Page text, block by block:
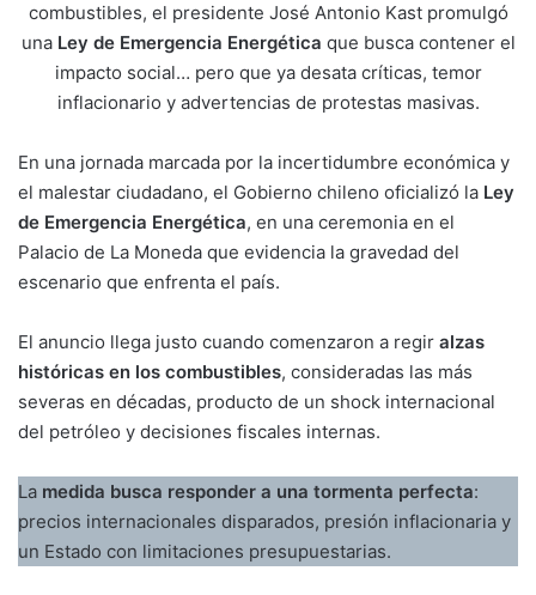
combustibles, el presidente José Antonio Kast promulgó
una Ley de Emergencia Energética que busca contener el
impacto social… pero que ya desata críticas, temor
inflacionario y advertencias de protestas masivas.
En una jornada marcada por la incertidumbre económica y
el malestar ciudadano, el Gobierno chileno oficializó la Ley
de Emergencia Energética, en una ceremonia en el
Palacio de La Moneda que evidencia la gravedad del
escenario que enfrenta el país.
El anuncio llega justo cuando comenzaron a regir alzas
históricas en los combustibles, consideradas las más
severas en décadas, producto de un shock internacional
del petróleo y decisiones fiscales internas.
La medida busca responder a una tormenta perfecta:
precios internacionales disparados, presión inflacionaria y
un Estado con limitaciones presupuestarias.